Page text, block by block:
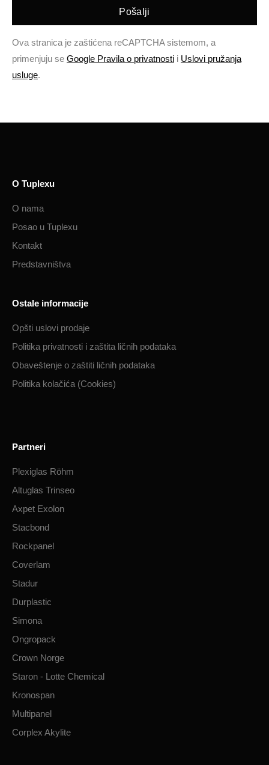
Pošalji
Ova stranica je zaštićena reCAPTCHA sistemom, a
primenjuju se Google Pravila o privatnosti i Uslovi pružanja
usluge.
O Tuplexu
O nama
Posao u Tuplexu
Kontakt
Predstavništva
Ostale informacije
Opšti uslovi prodaje
Politika privatnosti i zaštita ličnih podataka​
Obaveštenje o zaštiti ličnih podataka​
Politika kolačića (Cookies)
Partneri
Plexiglas Röhm
Altuglas Trinseo
Axpet Exolon
Stacbond
Rockpanel
Coverlam
Stadur
Durplastic
Simona
Ongropack
Crown Norge
Staron - Lotte Chemical
Kronospan
Multipanel
Corplex Akylite